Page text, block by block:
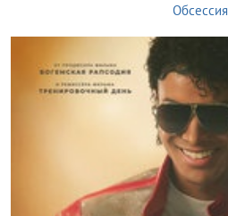
Обсессия